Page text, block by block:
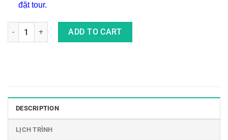
đặt tour.
Combo Tour Nusa Penida: Khám Phá Những Địa Điểm Đẹp
ADD TO CART
DESCRIPTION
LỊCH TRÌNH